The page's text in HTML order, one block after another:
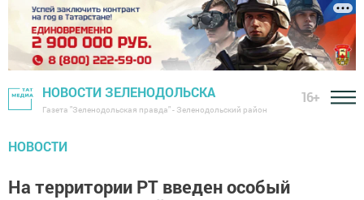
НОВОСТИ ЗЕЛЕНОДОЛЬСКА
Газета "Зеленодольская правда" - Зеленодольский район
16+
НОВОСТИ
На территории РТ введен особый